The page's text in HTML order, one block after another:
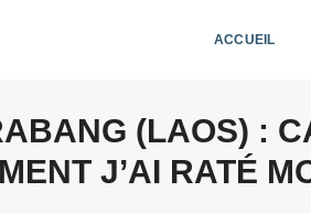
ACCUEIL
(LAOS) :
J’AI RATÉ